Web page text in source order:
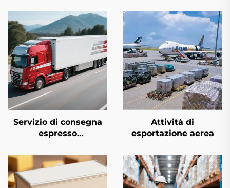
Servizio di consegna
espresso
(DHL/FEDEX/UPS)
Attività di
esportazione aerea